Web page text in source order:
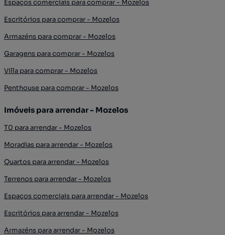
Espaços comerciais para comprar - Mozelos
Escritórios para comprar - Mozelos
Armazéns para comprar - Mozelos
Garagens para comprar - Mozelos
Villa para comprar - Mozelos
Penthouse para comprar - Mozelos
Imóveis para arrendar - Mozelos
T0 para arrendar - Mozelos
Moradias para arrendar - Mozelos
Quartos para arrendar - Mozelos
Terrenos para arrendar - Mozelos
Espaços comerciais para arrendar - Mozelos
Escritórios para arrendar - Mozelos
Armazéns para arrendar - Mozelos